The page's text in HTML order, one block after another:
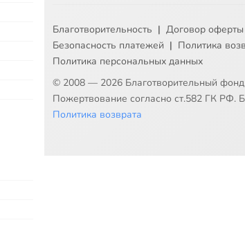
Благотворительность | Договор оферты
Безопасность платежей | Политика
Политика персональных данных
© 2008 — 2026 Благотворительный
Пожертвование согласно ст.582 ГК РФ.
Политика возврата